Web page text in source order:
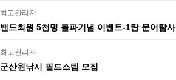
최고관리자
밴드회원 5천명 돌파기념 이벤트-1탄 문어탐사
최고관리자
군산원낚시 필드스텝 모집